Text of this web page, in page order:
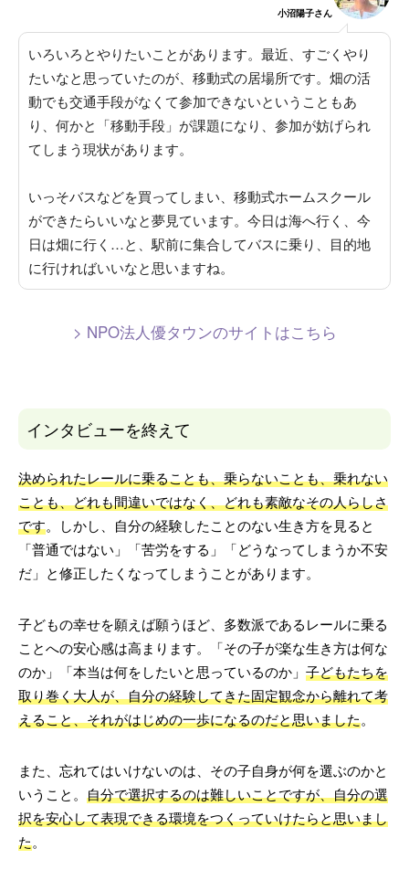
小沼陽子さん
いろいろとやりたいことがあります。 最近、すごくやり
たいなと思っていたのが、移動式の居場所です。畑の活
動でも交通手段がなくて参加できないということもあ
り、何かと「移動手段」が課題になり、参加が妨げられ
てしまう現状があります。
いっそバスなどを買ってしまい、移動式ホームスクール
ができたらいいなと夢見ています。今日は海へ行く、今
日は畑に行く…と、駅前に集合してバスに乗り、目的地
に行ければいいなと思いますね。
> NPO法人優タウンのサイトはこちら
インタビューを終えて
決められたレールに乗ることも、乗らないことも、乗れない
ことも、どれも間違いではなく、どれも素敵なその人らしさ
です。しかし、自分の経験したことのない生き方を見ると
「普通ではない」「苦労をする」「どうなってしまうか不安
だ」と修正したくなってしまうことがあります。
子どもの幸せを願えば願うほど、多数派であるレールに乗る
ことへの安心感は高まります。「その子が楽な生き方は何な
のか」「本当は何をしたいと思っているのか」 子どもたちを
取り巻く大人が、自分の経験してきた固定観念から離れて考
えること、それがはじめの一歩になるのだと思いました。
また、忘れてはいけないのは、その子自身が何を選ぶのかと
いうこと。 自分で選択するのは難しいことですが、自分の選
択を安心して表現できる環境をつくっていけたらと思いまし
た。